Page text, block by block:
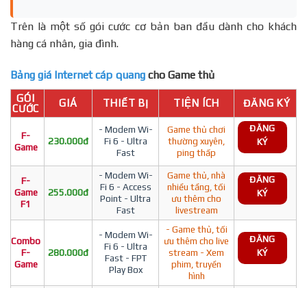
Trên là một số gói cước cơ bản ban đầu dành cho khách
hàng cá nhân, gia đình.
Bảng giá Internet cáp quang cho Game thủ
GÓI
CƯỚC
GIÁ THIẾT BỊ TIỆN ÍCH ĐĂNG KÝ
F-
Game
230.000đ
- Modem Wi-
Fi 6 - Ultra
Fast
Game thủ chơi
thường xuyên,
ping thấp
ĐĂNG
KÝ
F-
Game
F1
255.000đ
- Modem Wi-
Fi 6 - Access
Point - Ultra
Fast
Game thủ, nhà
nhiều tầng, tối
ưu thêm cho
livestream
ĐĂNG
KÝ
Combo
F-
Game
280.000đ
- Modem Wi-
Fi 6 - Ultra
Fast - FPT
Play Box
- Game thủ, tối
ưu thêm cho live
stream - Xem
phim, truyền
hình
ĐĂNG
KÝ